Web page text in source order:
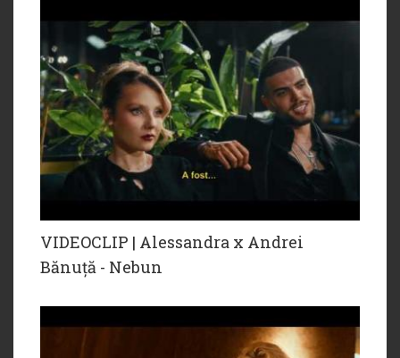
VIDEOCLIP | Alessandra x Andrei
Bănuță - Nebun